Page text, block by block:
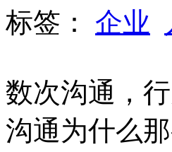
标签： 企业
数次沟通，
沟通为什么那